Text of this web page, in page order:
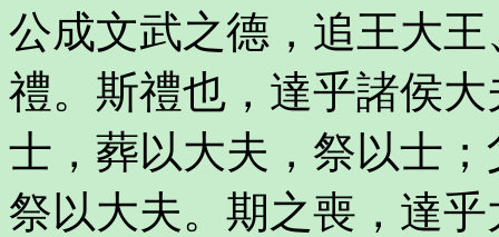
公成文武之德，追王大
禮。斯禮也，達乎諸侯
士，葬以大夫，祭以士
祭以大夫。期之喪，達